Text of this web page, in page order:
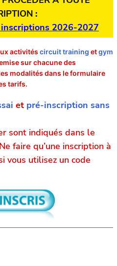
:
2026-2027
activités circuit training etgym
sur chacune des
modalités dans le formulaire
tarifs.
et pré-inscription sans
sont indiqués dans le
faire qu’une inscription à
vous utilisez un code